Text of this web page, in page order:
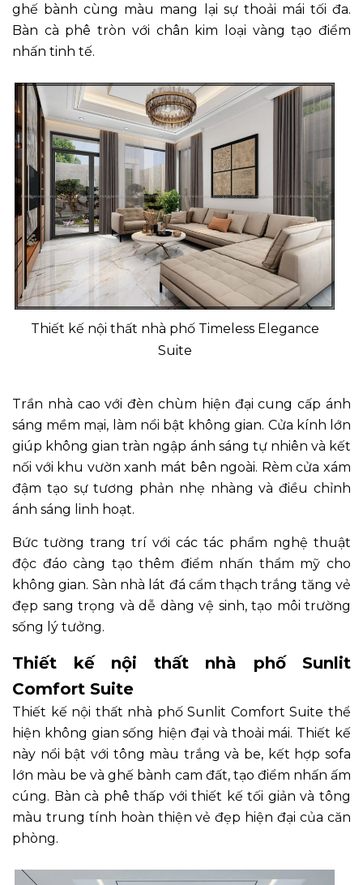
ghế bành cùng màu mang lại sự thoải mái tối đa.
Bàn cà phê tròn với chân kim loại vàng tạo điểm
nhấn tinh tế.
Thiết kế nội thất nhà phố Timeless Elegance
Suite
Trần nhà cao với đèn chùm hiện đại cung cấp ánh
sáng mềm mại, làm nổi bật không gian. Cửa kính lớn
giúp không gian tràn ngập ánh sáng tự nhiên và kết
nối với khu vườn xanh mát bên ngoài. Rèm cửa xám
đậm tạo sự tương phản nhẹ nhàng và điều chỉnh
ánh sáng linh hoạt.
Bức tường trang trí với các tác phẩm nghệ thuật
độc đáo càng tạo thêm điểm nhấn thẩm mỹ cho
không gian. Sàn nhà lát đá cẩm thạch trắng tăng vẻ
đẹp sang trọng và dễ dàng vệ sinh, tạo môi trường
sống lý tưởng.
Thiết kế nội thất nhà phố Sunlit
Comfort Suite
Thiết kế nội thất nhà phố Sunlit Comfort Suite thể
hiện không gian sống hiện đại và thoải mái. Thiết kế
này nổi bật với tông màu trắng và be, kết hợp sofa
lớn màu be và ghế bành cam đất, tạo điểm nhấn ấm
cúng. Bàn cà phê thấp với thiết kế tối giản và tông
màu trung tính hoàn thiện vẻ đẹp hiện đại của căn
phòng.